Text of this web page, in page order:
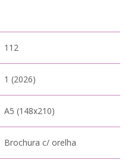
112
1 (2026)
A5 (148x210)
Brochura c/ orelha